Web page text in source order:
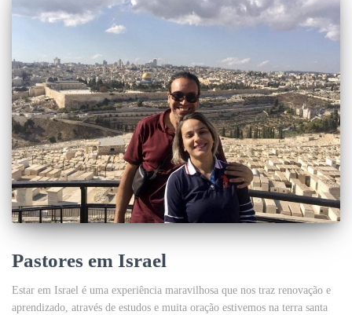
Pastores em Israel
Estar em Israel é uma experiência maravilhosa que nos traz renovação e
aprendizado, através de estudos e muita oração estivemos na terra santa